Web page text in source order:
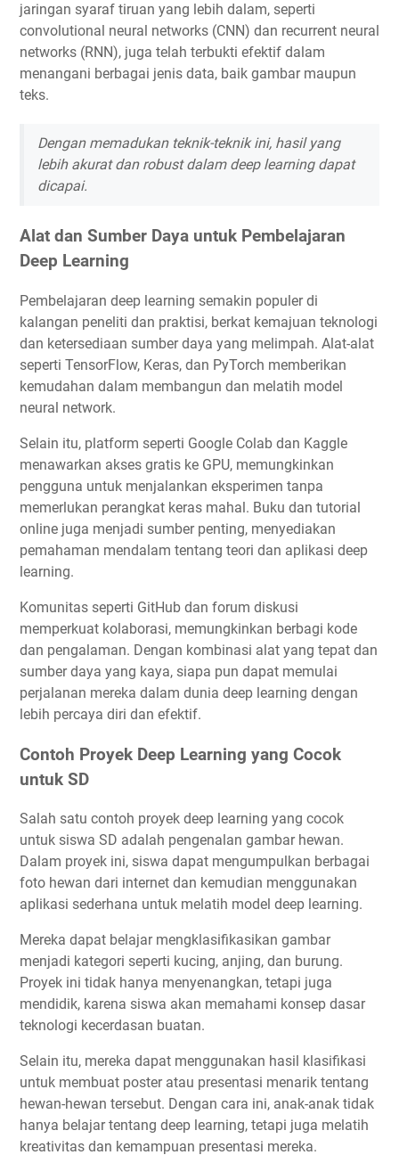
jaringan syaraf tiruan yang lebih dalam, seperti
convolutional neural networks (CNN) dan recurrent neural
networks (RNN), juga telah terbukti efektif dalam
menangani berbagai jenis data, baik gambar maupun
teks.
Dengan memadukan teknik-teknik ini, hasil yang
lebih akurat dan robust dalam deep learning dapat
dicapai.
Alat dan Sumber Daya untuk Pembelajaran
Deep Learning
Pembelajaran deep learning semakin populer di
kalangan peneliti dan praktisi, berkat kemajuan teknologi
dan ketersediaan sumber daya yang melimpah. Alat-alat
seperti TensorFlow, Keras, dan PyTorch memberikan
kemudahan dalam membangun dan melatih model
neural network.
Selain itu, platform seperti Google Colab dan Kaggle
menawarkan akses gratis ke GPU, memungkinkan
pengguna untuk menjalankan eksperimen tanpa
memerlukan perangkat keras mahal. Buku dan tutorial
online juga menjadi sumber penting, menyediakan
pemahaman mendalam tentang teori dan aplikasi deep
learning.
Komunitas seperti GitHub dan forum diskusi
memperkuat kolaborasi, memungkinkan berbagi kode
dan pengalaman. Dengan kombinasi alat yang tepat dan
sumber daya yang kaya, siapa pun dapat memulai
perjalanan mereka dalam dunia deep learning dengan
lebih percaya diri dan efektif.
Contoh Proyek Deep Learning yang Cocok
untuk SD
Salah satu contoh proyek deep learning yang cocok
untuk siswa SD adalah pengenalan gambar hewan.
Dalam proyek ini, siswa dapat mengumpulkan berbagai
foto hewan dari internet dan kemudian menggunakan
aplikasi sederhana untuk melatih model deep learning.
Mereka dapat belajar mengklasifikasikan gambar
menjadi kategori seperti kucing, anjing, dan burung.
Proyek ini tidak hanya menyenangkan, tetapi juga
mendidik, karena siswa akan memahami konsep dasar
teknologi kecerdasan buatan.
Selain itu, mereka dapat menggunakan hasil klasifikasi
untuk membuat poster atau presentasi menarik tentang
hewan-hewan tersebut. Dengan cara ini, anak-anak tidak
hanya belajar tentang deep learning, tetapi juga melatih
kreativitas dan kemampuan presentasi mereka.